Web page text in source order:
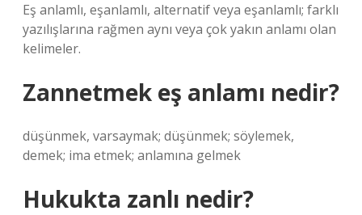
Eş anlamlı, eşanlamlı, alternatif veya eşanlamlı; farklı
yazılışlarına rağmen aynı veya çok yakın anlamı olan
kelimeler.
Zannetmek eş anlamı nedir?
düşünmek, varsaymak; düşünmek; söylemek,
demek; ima etmek; anlamına gelmek
Hukukta zanlı nedir?